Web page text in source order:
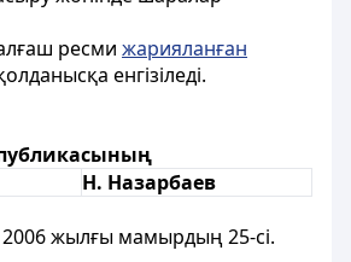
ресми жарияланған
енгізіледі.
Н. Назарбаев
жылғы мамырдың 25-сі.